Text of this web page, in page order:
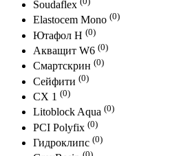
Soudaflex
Elastocem Mono (0)
Ютафол Н (0)
Акващит W6 (0)
Смартскрин (0)
Сейфити (0)
СХ 1 (0)
Litoblock Aqua (0)
PCI Polyfix (0)
Гидроклипс (0)